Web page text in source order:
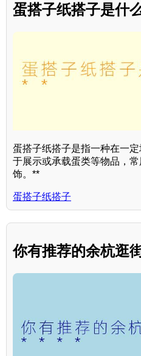
蛋搭子纸搭子是什
蛋搭子纸搭子是指一种在一
于展示或承载蛋类等物品，
饰。**
蛋搭子纸搭子
你有推荐的余杭逛